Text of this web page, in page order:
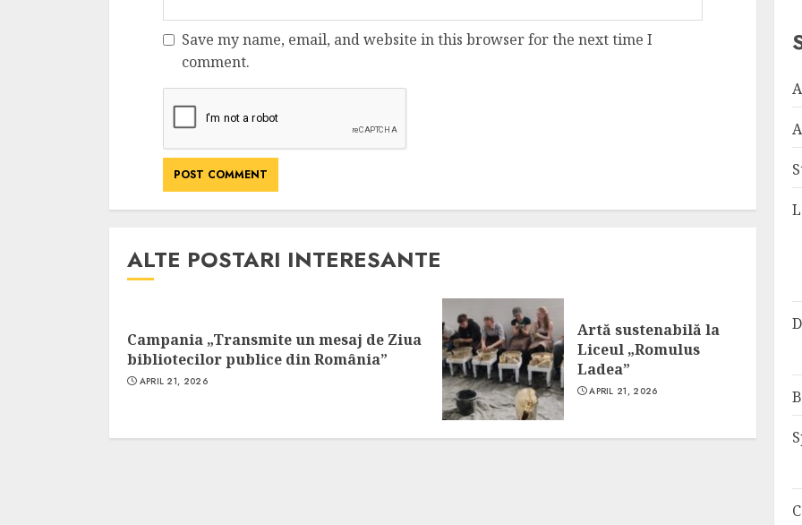
Save my name, email, and website in this browser for the next time I
comment.
ALTE POSTARI INTERESANTE
Campania „Transmite un mesaj de Ziua
bibliotecilor publice din România”
APRIL 21, 2026
Artă sustenabilă la
Liceul „Romulus
Ladea”
APRIL 21, 2026